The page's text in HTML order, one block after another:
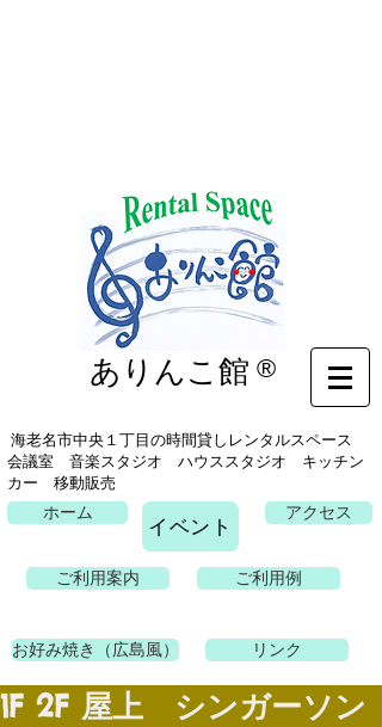
イベント
ありんこ館 ®
海老名市中央１丁目の時間貸しレンタルスペース
会議室 音楽スタジオ ハウススタジオ キッチン
カー 移動販売
ホーム
イベント
アクセス
ご利用案内 ご利用例
お好み焼き（広島風） リンク
1F 2F 屋上 シンガーソン